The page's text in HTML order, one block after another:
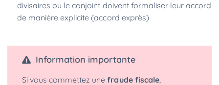
divisaires ou le conjoint doivent formaliser leur accord
de manière explicite (accord exprès)
Information importante
Si vous commettez unefraude fiscale,